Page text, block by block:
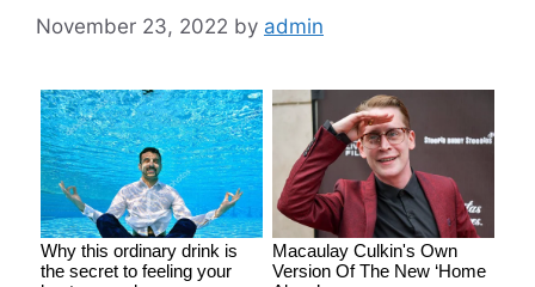
November 23, 2022 by admin